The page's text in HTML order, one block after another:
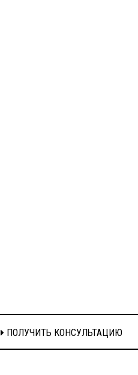
ПОЛУЧИТЬ КОНСУЛЬТАЦИЮ